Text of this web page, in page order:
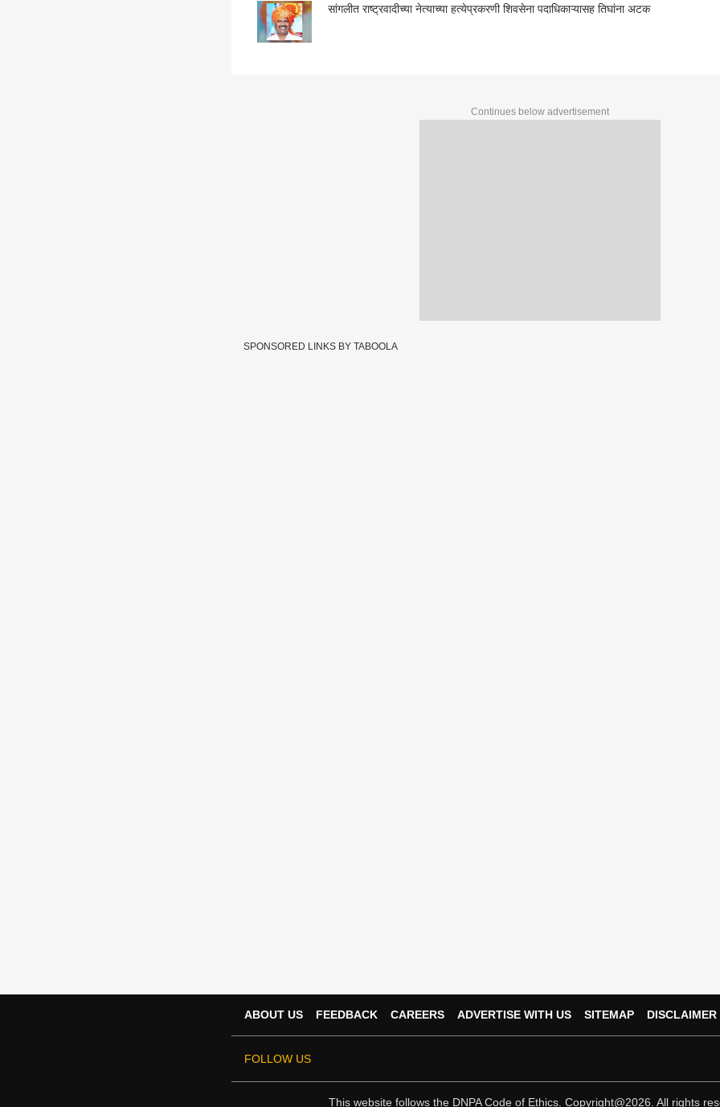
सांगलीत राष्ट्रवादीच्या नेत्याच्या हत्येप्रकरणी शिवसेना पदाधिकाऱ्यासह तिघांना अटक
Continues below advertisement
SPONSORED LINKS BY TABOOLA
ABOUT US FEEDBACK CAREERS ADVERTISE WITH US SITEMAP DISCLAIMER
FOLLOW US
This website follows the DNPA Code of Ethics. Copyright@2026. All rights